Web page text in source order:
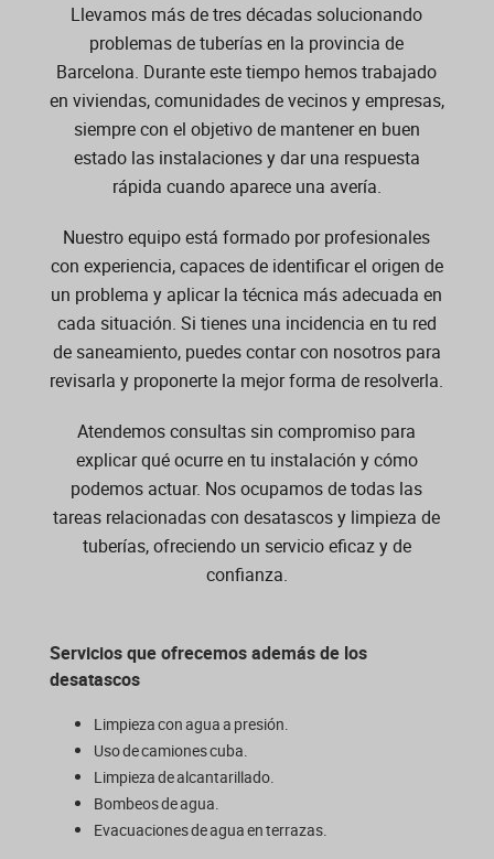
Llevamos más de tres décadas solucionando
problemas de tuberías en la provincia de
Barcelona. Durante este tiempo hemos trabajado
en viviendas, comunidades de vecinos y empresas,
siempre con el objetivo de mantener en buen
estado las instalaciones y dar una respuesta
rápida cuando aparece una avería.
Nuestro equipo está formado por profesionales
con experiencia, capaces de identificar el origen de
un problema y aplicar la técnica más adecuada en
cada situación. Si tienes una incidencia en tu red
de saneamiento, puedes contar con nosotros para
revisarla y proponerte la mejor forma de resolverla.
Atendemos consultas sin compromiso para
explicar qué ocurre en tu instalación y cómo
podemos actuar. Nos ocupamos de todas las
tareas relacionadas con desatascos y limpieza de
tuberías, ofreciendo un servicio eficaz y de
confianza.
Servicios que ofrecemos además de los
desatascos
Limpieza con agua a presión.
Uso de camiones cuba.
Limpieza de alcantarillado.
Bombeos de agua.
Evacuaciones de agua en terrazas.